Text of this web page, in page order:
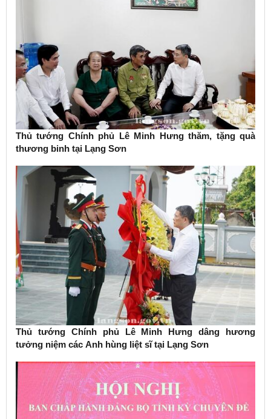
Thủ tướng Chính phủ Lê Minh Hưng thăm, tặng quà
thương binh tại Lạng Sơn
Thủ tướng Chính phủ Lê Minh Hưng dâng hương
tưởng niệm các Anh hùng liệt sĩ tại Lạng Sơn